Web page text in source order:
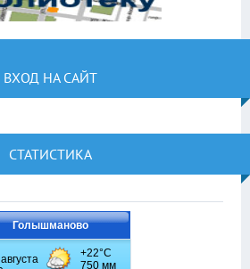
ВХОД НА САЙТ
СТАТИСТИКА
Голышманово